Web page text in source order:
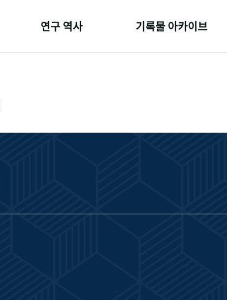
연구 역사 기록물 아카이브